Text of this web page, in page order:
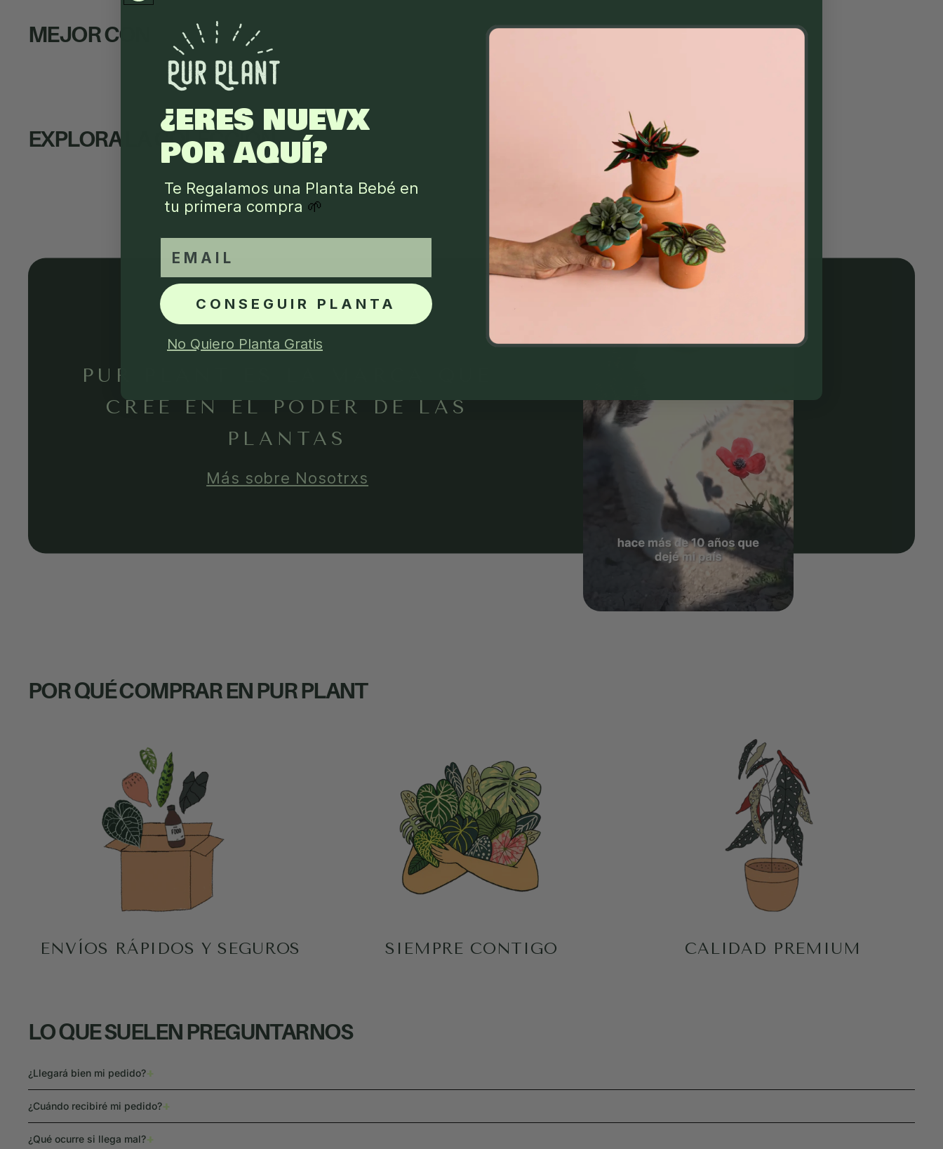
MEJOR CON
EXPLORA LA COLECCIÓN
PUR PLANT ES LA MARCA QUE
CREE EN EL PODER DE LAS
PLANTAS
Más sobre Nosotrxs
POR QUÉ COMPRAR EN PUR PLANT
ENVÍOS RÁPIDOS Y SEGUROS SIEMPRE CONTIGO CALIDAD PREMIUM
LO QUE SUELEN PREGUNTARNOS
¿Llegará bien mi pedido?+
¿Cuándo recibiré mi pedido?+
¿Qué ocurre si llega mal?+
¿ERES NUEVX
POR AQUÍ?
Te Regalamos una Planta Bebé en
tu primera compra 🌱
CONSEGUIR PLANTA
No Quiero Planta Gratis